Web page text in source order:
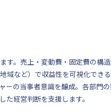
す。売上・変動費・固定費の構
域など）で収益性を可視化でき
ーの当事者意識を醸成。各部門
経営判断を支援します。